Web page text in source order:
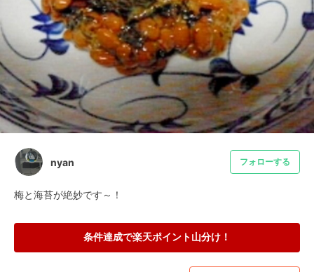
nyan フォローする
梅と海苔が絶妙です～！
条件達成で楽天ポイント山分け！